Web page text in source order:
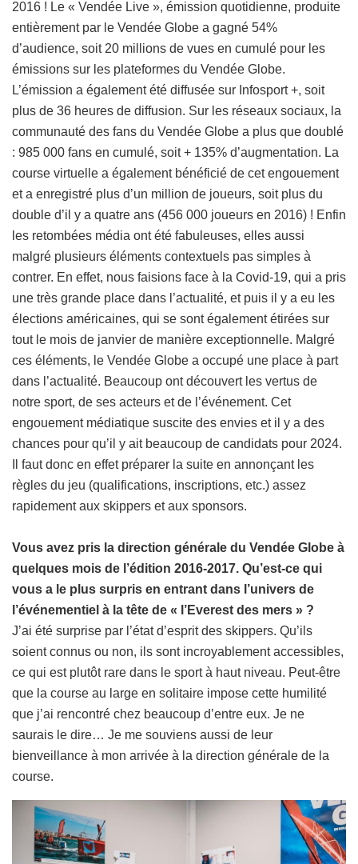
2016 ! Le « Vendée Live », émission quotidienne, produite
entièrement par le Vendée Globe a gagné 54%
d’audience, soit 20 millions de vues en cumulé pour les
émissions sur les plateformes du Vendée Globe.
L’émission a également été diffusée sur Infosport +, soit
plus de 36 heures de diffusion. Sur les réseaux sociaux, la
communauté des fans du Vendée Globe a plus que doublé
: 985 000 fans en cumulé, soit + 135% d’augmentation. La
course virtuelle a également bénéficié de cet engouement
et a enregistré plus d’un million de joueurs, soit plus du
double d’il y a quatre ans (456 000 joueurs en 2016) ! Enfin
les retombées média ont été fabuleuses, elles aussi
malgré plusieurs éléments contextuels pas simples à
contrer. En effet, nous faisions face à la Covid-19, qui a pris
une très grande place dans l’actualité, et puis il y a eu les
élections américaines, qui se sont également étirées sur
tout le mois de janvier de manière exceptionnelle. Malgré
ces éléments, le Vendée Globe a occupé une place à part
dans l’actualité. Beaucoup ont découvert les vertus de
notre sport, de ses acteurs et de l’événement. Cet
engouement médiatique suscite des envies et il y a des
chances pour qu’il y ait beaucoup de candidats pour 2024.
Il faut donc en effet préparer la suite en annonçant les
règles du jeu (qualifications, inscriptions, etc.) assez
rapidement aux skippers et aux sponsors.
Vous avez pris la direction générale du Vendée Globe à
quelques mois de l’édition 2016-2017. Qu’est-ce qui
vous a le plus surpris en entrant dans l’univers de
l’événementiel à la tête de « l’Everest des mers » ?
J’ai été surprise par l’état d’esprit des skippers. Qu’ils
soient connus ou non, ils sont incroyablement accessibles,
ce qui est plutôt rare dans le sport à haut niveau. Peut-être
que la course au large en solitaire impose cette humilité
que j’ai rencontré chez beaucoup d’entre eux. Je ne
saurais le dire… Je me souviens aussi de leur
bienveillance à mon arrivée à la direction générale de la
course.